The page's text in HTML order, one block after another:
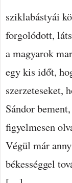
sziklabástyái
forgolódott,
a magyarok
egy kis időt,
szerzeteseket,
Sándor
figyelmesen
Végül már
békességgel